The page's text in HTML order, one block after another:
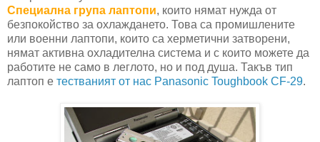
Специална група лаптопи, които нямат нужда от
безпокойство за охлаждането. Това са промишлените
или военни лаптопи, които са херметични затворени,
нямат активна охладителна система и с които можете да
работите не само в леглото, но и под душа. Такъв тип
лаптоп е тестваният от нас Panasonic Toughbook CF-29.